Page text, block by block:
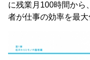
に残業月100時間から
者が仕事の効率を最大